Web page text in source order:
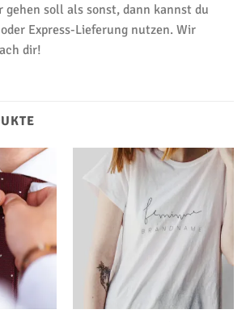
soll als sonst, dann kannst du
Express-Lieferung nutzen. Wir
dir!